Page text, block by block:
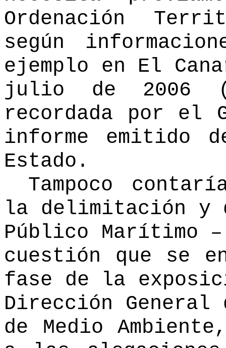
Ordenación
según
ejemplo en El
julio de 2006
recordada por el
informe emitido
Estado.
Tampoco
la delimitación y
Público Marítimo
cuestión que se
fase de la
Dirección
de Medio